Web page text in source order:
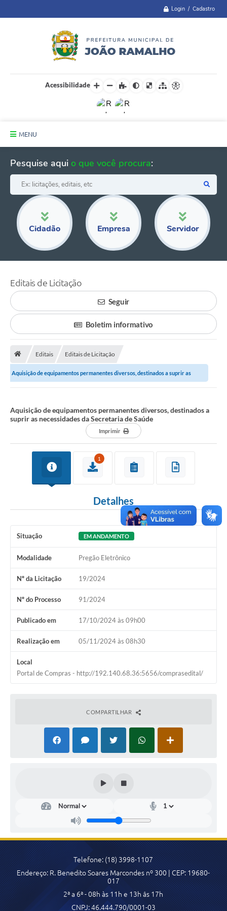
Login / Cadastro
Acessibilidade
MENU
A Cidade
Administração
Telefones Úteis
Educação
Editais
Transparência
Legislação
Diário Oficial
Ouvidoria
SELEÇÃO PÚBLICA PARA PREVIDÊNCIA COMPLEMENTAR
Galeria de Vídeos
Links
Contato
Pesquise aqui o que você procura:
Cidadão Empresa Servidor
Editais de Licitação
Seguir
Boletim informativo
Editais Editais de Licitação
Aquisição de equipamentos permanentes diversos, destinados a suprir as
Aquisição de equipamentos permanentes diversos, destinados a
suprir as necessidades da Secretaria de Saúde
Imprimir
1
Detalhes
Situação EM ANDAMENTO
Modalidade Pregão Eletrônico
Nº da Licitação 19/2024
Nº do Processo 91/2024
Publicado em 17/10/2024 às 09h00
Realização em 05/11/2024 às 08h30
Local
Portal de Compras - http://192.140.68.36:5656/comprasedital/
COMPARTILHAR
Telefone: (18) 3998-1107
Endereço: R. Benedito Soares Marcondes nº 300 | CEP: 19680-
017
2ª a 6ª - 08h às 11h e 13h âs 17h
CNPJ: 46.444.790/0001-03